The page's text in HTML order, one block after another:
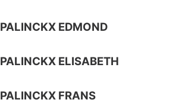
PALINCKX EDMOND
PALINCKX ELISABETH
PALINCKX FRANS